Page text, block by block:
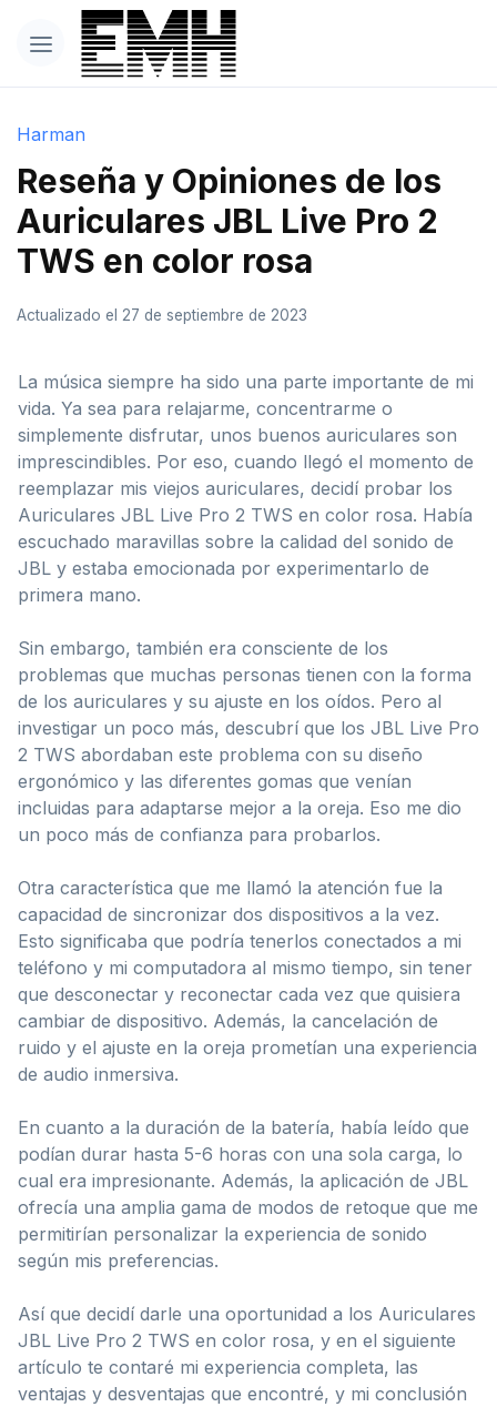
Harman
Reseña y Opiniones de los
Auriculares JBL Live Pro 2
TWS en color rosa
Actualizado el 27 de septiembre de 2023
La música siempre ha sido una parte importante de mi
vida. Ya sea para relajarme, concentrarme o
simplemente disfrutar, unos buenos auriculares son
imprescindibles. Por eso, cuando llegó el momento de
reemplazar mis viejos auriculares, decidí probar los
Auriculares JBL Live Pro 2 TWS en color rosa. Había
escuchado maravillas sobre la calidad del sonido de
JBL y estaba emocionada por experimentarlo de
primera mano.
Sin embargo, también era consciente de los
problemas que muchas personas tienen con la forma
de los auriculares y su ajuste en los oídos. Pero al
investigar un poco más, descubrí que los JBL Live Pro
2 TWS abordaban este problema con su diseño
ergonómico y las diferentes gomas que venían
incluidas para adaptarse mejor a la oreja. Eso me dio
un poco más de confianza para probarlos.
Otra característica que me llamó la atención fue la
capacidad de sincronizar dos dispositivos a la vez.
Esto significaba que podría tenerlos conectados a mi
teléfono y mi computadora al mismo tiempo, sin tener
que desconectar y reconectar cada vez que quisiera
cambiar de dispositivo. Además, la cancelación de
ruido y el ajuste en la oreja prometían una experiencia
de audio inmersiva.
En cuanto a la duración de la batería, había leído que
podían durar hasta 5-6 horas con una sola carga, lo
cual era impresionante. Además, la aplicación de JBL
ofrecía una amplia gama de modos de retoque que me
permitirían personalizar la experiencia de sonido
según mis preferencias.
Así que decidí darle una oportunidad a los Auriculares
JBL Live Pro 2 TWS en color rosa, y en el siguiente
artículo te contaré mi experiencia completa, las
ventajas y desventajas que encontré, y mi conclusión